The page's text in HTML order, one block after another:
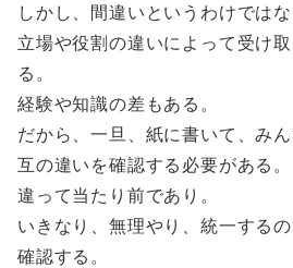
しかし、間違いというわけではな
立場や役割の違いによって受け
る。
経験や知識の差もある。
だから、一旦、紙に書いて、み
互の違いを確認する必要がある。
違って当たり前であり。
いきなり、無理やり、統一する
確認する。